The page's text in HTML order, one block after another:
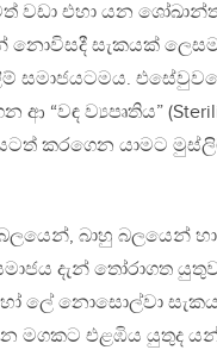
වඩා එහා යන
නොවිසදී සැකයක්
සමාජයටමය.
ව්‍යපෘතිය”
කරගෙන යාමට
බාහු බලයෙන්
දැන් තෝරාගත
ලේ නොසොල්වා
මගකට එළඹිය යුතුද